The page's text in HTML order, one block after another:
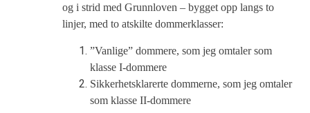
og i strid med Grunnloven – bygget opp langs to
linjer, med to atskilte dommerklasser:
”Vanlige” dommere, som jeg omtaler som
klasse I-dommere
Sikkerhetsklarerte dommerne, som jeg omtaler
som klasse II-dommere